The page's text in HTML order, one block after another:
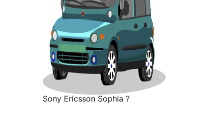
Sony Ericsson Sophia ?